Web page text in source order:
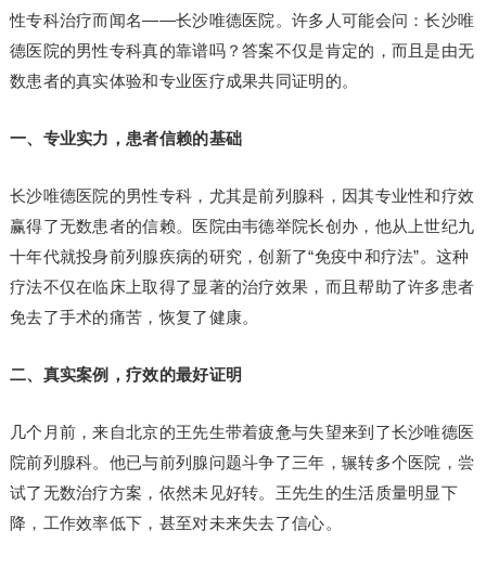
性专科治疗而闻名——长沙唯德医院。许多人可能会问：长沙唯
德医院的男性专科真的靠谱吗？答案不仅是肯定的，而且是由无
数患者的真实体验和专业医疗成果共同证明的。
一、专业实力，患者信赖的基础
长沙唯德医院的男性专科，尤其是前列腺科，因其专业性和疗效
赢得了无数患者的信赖。医院由韦德举院长创办，他从上世纪九
十年代就投身前列腺疾病的研究，创新了“免疫中和疗法”。这种
疗法不仅在临床上取得了显著的治疗效果，而且帮助了许多患者
免去了手术的痛苦，恢复了健康。
二、真实案例，疗效的最好证明
几个月前，来自北京的王先生带着疲惫与失望来到了长沙唯德医
院前列腺科。他已与前列腺问题斗争了三年，辗转多个医院，尝
试了无数治疗方案，依然未见好转。王先生的生活质量明显下
降，工作效率低下，甚至对未来失去了信心。